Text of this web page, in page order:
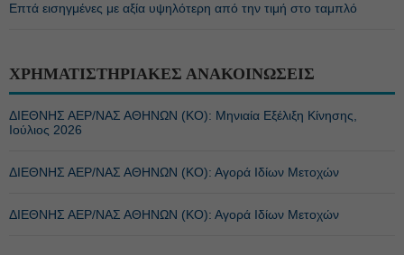
Επτά εισηγμένες με αξία υψηλότερη από την τιμή στο ταμπλό
ΧΡΗΜΑΤΙΣΤΗΡΙΑΚΕΣ ΑΝΑΚΟΙΝΩΣΕΙΣ
ΔΙΕΘΝΗΣ ΑΕΡ/ΝΑΣ ΑΘΗΝΩΝ (ΚΟ): Μηνιαία Εξέλιξη Κίνησης,
Ιούλιος 2026
ΔΙΕΘΝΗΣ ΑΕΡ/ΝΑΣ ΑΘΗΝΩΝ (ΚΟ): Αγορά Ιδίων Μετοχών
ΔΙΕΘΝΗΣ ΑΕΡ/ΝΑΣ ΑΘΗΝΩΝ (ΚΟ): Αγορά Ιδίων Μετοχών